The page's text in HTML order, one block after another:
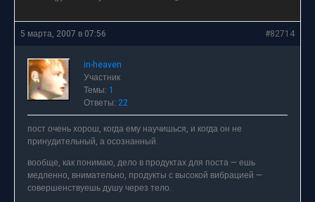
5 марта, 2007 в 07:56 #82714
in-heaven
Участник
Темы: 1
Ответы: 22
пост очень хорош, когда ему научишься, и когда он не
принудительный, а осознанный.
вообще, как понимаю, дело в продуктах для поста — ешь
медленно, внимательно, продукты с высокой вибрацией —
совершенствуешь душу через тело.